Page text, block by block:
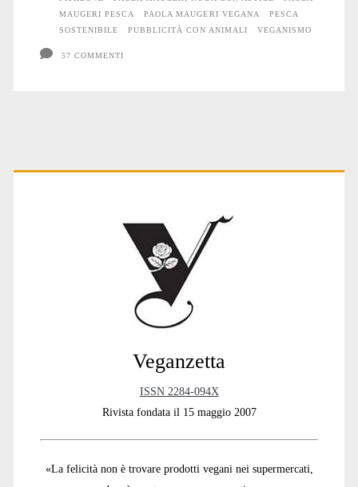
MAUGERI PESCA
PAOLA MAUGERI VEGANA
PESCA
SOSTENIBILE
PUBBLICITÀ CON ANIMALI VEGANISMO
57 COMMENTI
Primary
Veganzetta
ISSN 2284-094X
Rivista fondata il 15 maggio 2007
«La felicità non è trovare prodotti vegani nei supermercati,